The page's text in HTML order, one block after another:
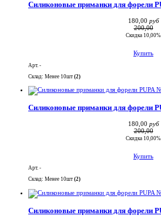
Силиконовые приманки для форели
180,00 руб
200,00
Скидка 10,00%
Купить
Арт. -
Склад: Менее 10шт (2)
Силиконовые приманки для форели
180,00 руб
200,00
Скидка 10,00%
Купить
Арт. -
Склад: Менее 10шт (2)
Силиконовые приманки для форели